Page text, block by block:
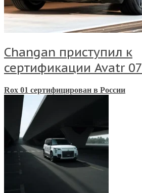
Changan приступил к
сертификации Avatr 07
Rox 01 сертифицировaн в России